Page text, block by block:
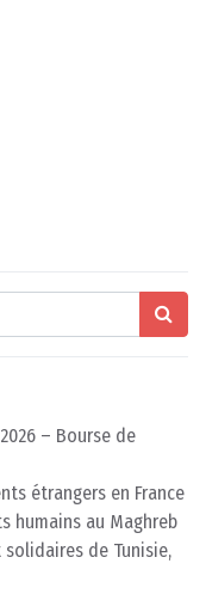
– Bourse de
étrangers en France
humains au Maghreb
solidaires de Tunisie,